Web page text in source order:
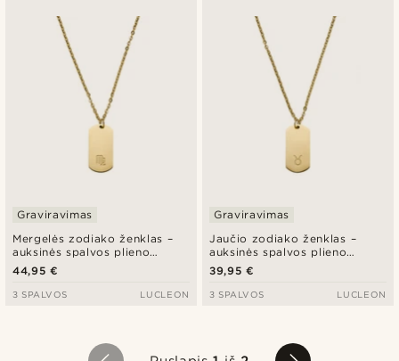
Mergelės zodiako ženklas –
auksinės spalvos plieno
vėrinys
Graviravimas
44,95 €
3 SPALVOS LUCLEON
Jaučio zodiako ženklas –
auksinės spalvos plieno
vėrinys
Graviravimas
39,95 €
3 SPALVOS LUCLEON